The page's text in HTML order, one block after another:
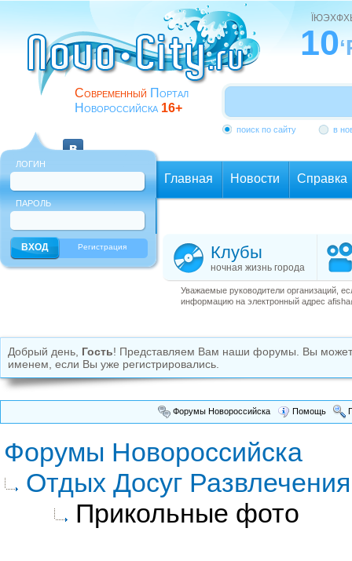
Современный Портал
Новороссийска 16+
10
поиск по сайту в
ЛОГИН
ПАРОЛЬ
Регистрация
Главная Новости Справка
Клубы
ночная жизнь города
Уважаемые руководители организаций,
информацию на электронный адрес
Добрый день, Гость! Представляем Вам наши форумы. Вы
именем, если Вы уже регистрировались.
Форумы Новороссийска Помощь
Форумы Новороссийска
Отдых Досуг Развлечения
Прикольные фото